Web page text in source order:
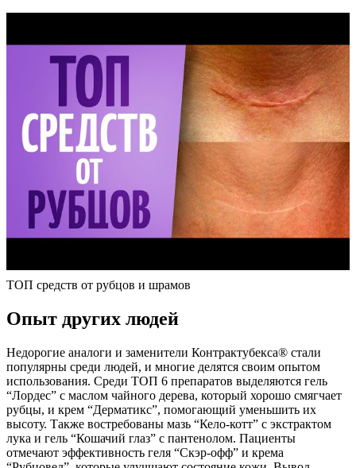
ТОП средств от рубцов и шрамов
Опыт других людей
Недорогие аналоги и заменители Контрактубекса® стали
популярны среди людей, и многие делятся своим опытом
использования. Среди ТОП 6 препаратов выделяются гель
“Лордес” с маслом чайного дерева, который хорошо смягчает
рубцы, и крем “Дерматикс”, помогающий уменьшить их
высоту. Также востребованы мазь “Кело-котт” с экстрактом
лука и гель “Кошачий глаз” с пантенолом. Пациенты
отмечают эффективность геля “Скэр-офф” и крема